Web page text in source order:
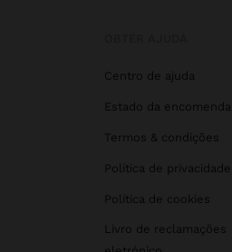
Centro de ajuda
Estado da encomenda
Termos & condições
Política de privacidade
Política de cookies
Livro de reclamações